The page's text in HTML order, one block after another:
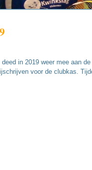
in 2019 weer mee aan
voor de clubkas.